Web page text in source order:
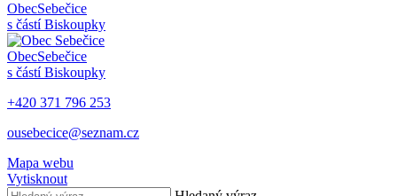
ObecSebečice
s částí Biskoupky
ObecSebečice
s částí Biskoupky
+420 371 796 253
ousebecice@seznam.cz
Mapa webu
Vytisknout